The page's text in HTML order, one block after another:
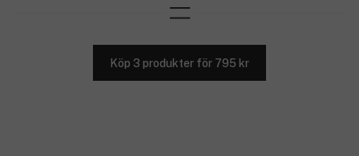
Köp 3 produkter för 795 kr